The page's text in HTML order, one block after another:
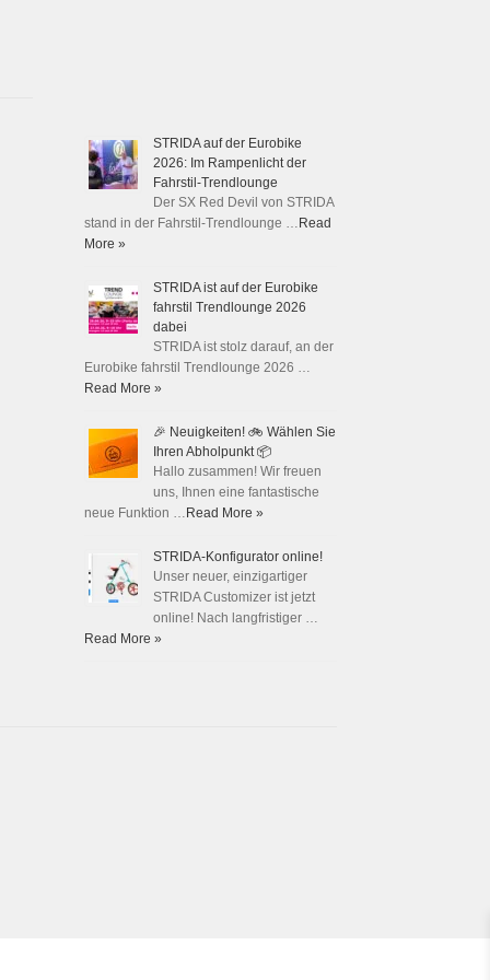
STRIDA auf der Eurobike
2026: Im Rampenlicht der
Fahrstil-Trendlounge
Der SX Red Devil von STRIDA
stand in der Fahrstil-Trendlounge … Read
More »
STRIDA ist auf der Eurobike
fahrstil Trendlounge 2026
dabei
STRIDA ist stolz darauf, an der
Eurobike fahrstil Trendlounge 2026 …
Read More »
🎉 Neuigkeiten! 🚲 Wählen Sie
Ihren Abholpunkt 📦
Hallo zusammen! Wir freuen
uns, Ihnen eine fantastische
neue Funktion … Read More »
STRIDA-Konfigurator online!
Unser neuer, einzigartiger
STRIDA Customizer ist jetzt
online! Nach langfristiger …
Read More »